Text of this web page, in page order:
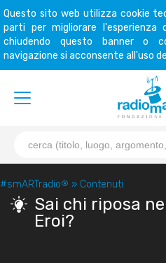
Questo sito web utilizza cookie
parti per migliorare l'esperienza
chiudendo questo banner o
navigazione si acconsente all'uso
#smARTradio® » Contenuti
Sai chi riposa
Eroi?